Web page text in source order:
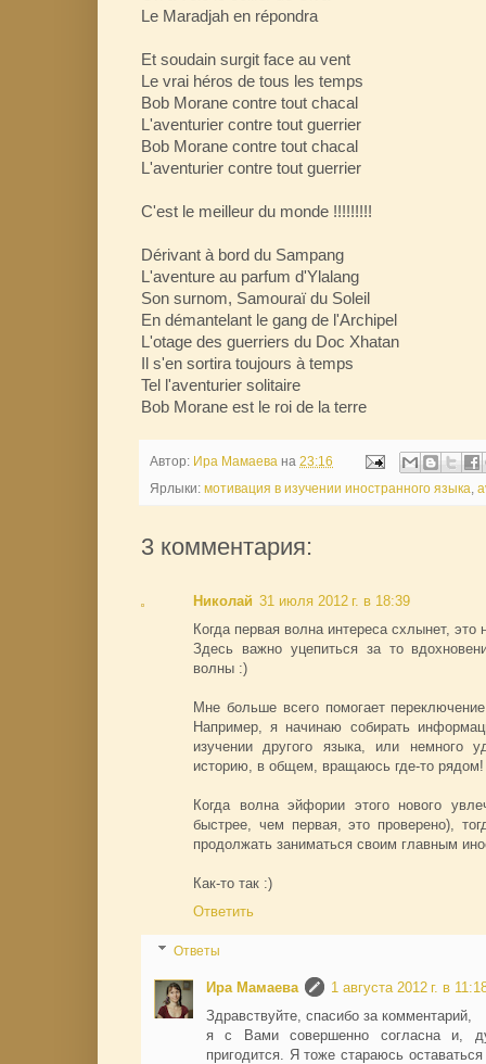
Le Maradjah en répondra
Et soudain surgit face au vent
Le vrai héros de tous les temps
Bob Morane contre tout chacal
L'aventurier contre tout guerrier
Bob Morane contre tout chacal
L'aventurier contre tout guerrier
C'est le meilleur du monde !!!!!!!!!
Dérivant à bord du Sampang
L'aventure au parfum d'Ylalang
Son surnom, Samouraï du Soleil
En démantelant le gang de l'Archipel
L'otage des guerriers du Doc Xhatan
Il s'en sortira toujours à temps
Tel l'aventurier solitaire
Bob Morane est le roi de la terre
Автор: Ира Мамаева на 23:16
Ярлыки: мотивация в изучении иностранного языка,
3 комментария:
Николай 31 июля 2012 г. в 18:39
Когда первая волна интереса схлынет, это
Здесь важно уцепиться за то
волны :)
Мне больше всего помогает
Например, я начинаю собирать
изучении другого языка, или немного
историю, в общем, вращаюсь где-то рядом!
Когда волна эйфории этого нового
быстрее, чем первая, это проверено),
продолжать заниматься своим главным
Как-то так :)
Ответить
Ответы
Ира Мамаева
1 августа 2012 г. в
Здравствуйте, спасибо за комментарий,
я с Вами совершенно согласна и,
пригодится. Я тоже стараюсь